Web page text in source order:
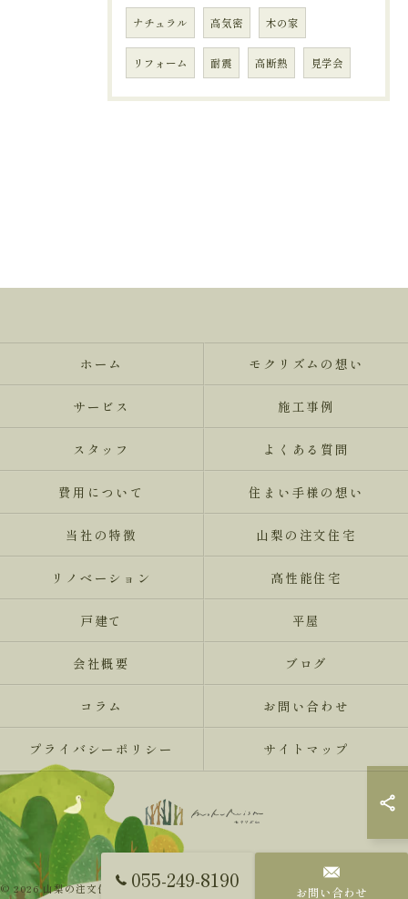
ナチュラル 高気密 木の家
リフォーム 耐震 高断熱 見学会
055-249-8190 お問い合わせ
ホーム モクリズムの想い
サービス 施工事例
スタッフ よくある質問
費用について 住まい手様の想い
当社の特徴 山梨の注文住宅
リノベーション 高性能住宅
戸建て 平屋
会社概要 ブログ
コラム お問い合わせ
プライバシーポリシー サイトマップ
© 2026 山梨の注文住宅ならMokureismモクリズム ALL RIGHTS RESERVED.